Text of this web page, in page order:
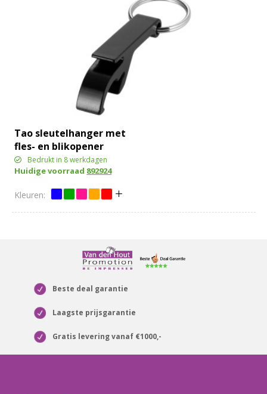
Tao sleutelhanger met
fles- en blikopener
Bedrukt in 8 werkdagen
Huidige voorraad 892924
Beste deal garantie
Laagste prijsgarantie
Gratis levering vanaf €1000,-